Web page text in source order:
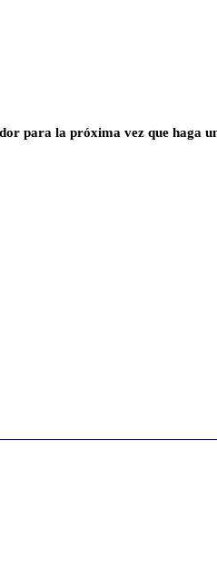
para la próxima vez que haga